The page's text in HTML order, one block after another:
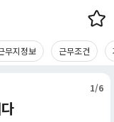
무지정보 근무조건
1/6